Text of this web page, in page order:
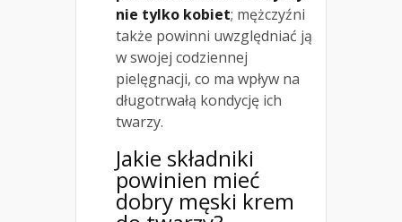
nie tylko kobiet; mężczyźni
także powinni uwzględniać ją
w swojej codziennej
pielęgnacji, co ma wpływ na
długotrwałą kondycję ich
twarzy.
Jakie składniki
powinien mieć
dobry męski krem